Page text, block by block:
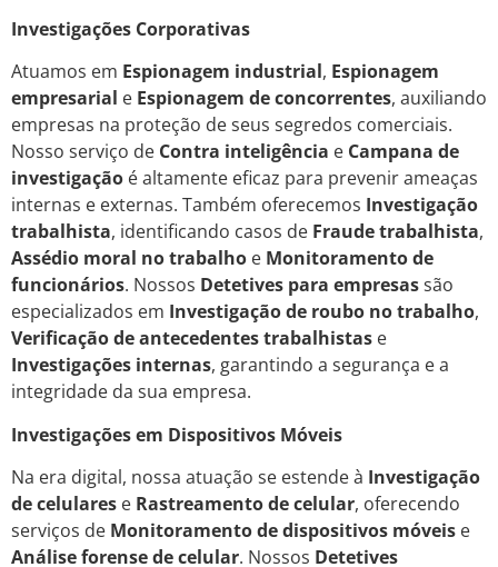
Investigações Corporativas
Atuamos em Espionagem industrial, Espionagem
empresarial e Espionagem de concorrentes, auxiliando
empresas na proteção de seus segredos comerciais.
Nosso serviço de Contra inteligência e Campana de
investigação é altamente eficaz para prevenir ameaças
internas e externas. Também oferecemos Investigação
trabalhista, identificando casos de Fraude trabalhista,
Assédio moral no trabalho e Monitoramento de
funcionários. Nossos Detetives para empresassão
especializados em Investigação de roubo no trabalho,
Verificação de antecedentes trabalhistas e
Investigações internas, garantindo a segurança e a
integridade da sua empresa.
Investigações em Dispositivos Móveis
Na era digital, nossa atuação se estende à Investigação
de celulares e Rastreamento de celular, oferecendo
serviços de Monitoramento de dispositivos móveis e
Análise forense de celular. Nossos Detetives